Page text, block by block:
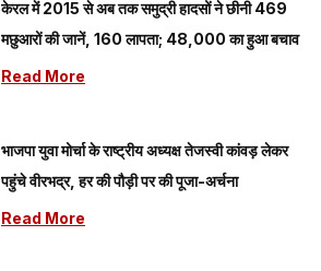
केरल में 2015 से अब तक समुद्री हादसों ने छीनी 469
मछुआरों की जानें, 160 लापता; 48,000 का हुआ बचाव
Read More
भाजपा युवा मोर्चा के राष्ट्रीय अध्यक्ष तेजस्वी कांवड़ लेकर
पहुंचे वीरभद्र, हर की पौड़ी पर की पूजा-अर्चना
Read More